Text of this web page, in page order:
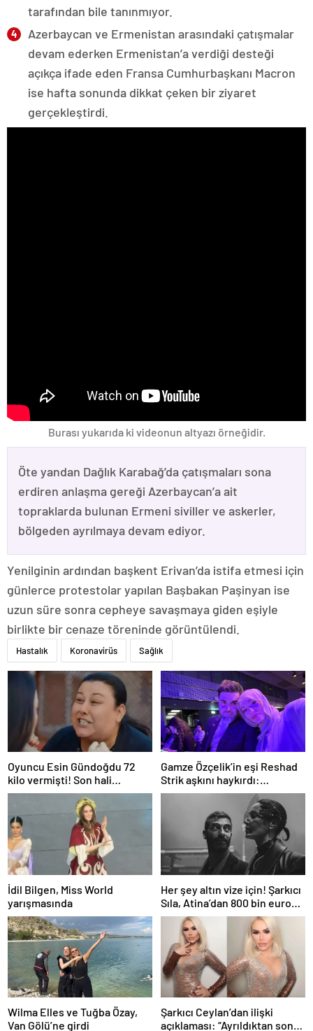
tarafından bile tanınmıyor.
Azerbaycan ve Ermenistan arasındaki çatışmalar
devam ederken Ermenistan’a verdiği desteği
açıkça ifade eden Fransa Cumhurbaşkanı Macron
ise hafta sonunda dikkat çeken bir ziyaret
gerçekleştirdi.
Burası yukarıda ki videonun altyazı örneğidir.
Öte yandan Dağlık Karabağ’da çatışmaları sona
erdiren anlaşma gereği Azerbaycan’a ait
topraklarda bulunan Ermeni siviller ve askerler,
bölgeden ayrılmaya devam ediyor.
Yenilginin ardından başkent Erivan’da istifa etmesi için
günlerce protestolar yapılan Başbakan Paşinyan ise
uzun süre sonra cepheye savaşmaya giden eşiyle
birlikte bir cenaze töreninde görüntülendi.
Hastalık Koronavirüs Sağlık
Oyuncu Esin Gündoğdu 72
kilo vermişti! Son hali
gündem oldu
Gamze Özçelik’in eşi Reshad
Strik aşkını haykırdı:
“Cennetim”
İdil Bilgen, Miss World
yarışmasında
Her şey altın vize için! Şarkıcı
Sıla, Atina’dan 800 bin euro
değerinde daire aldı
Wilma Elles ve Tuğba Özay,
Van Gölü’ne girdi
Şarkıcı Ceylan’dan ilişki
açıklaması: “Ayrıldıktan sonra